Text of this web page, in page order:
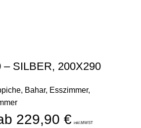
SILBER, 200X290
, Bahar, Esszimmer,
229,90 € inkl.MWST